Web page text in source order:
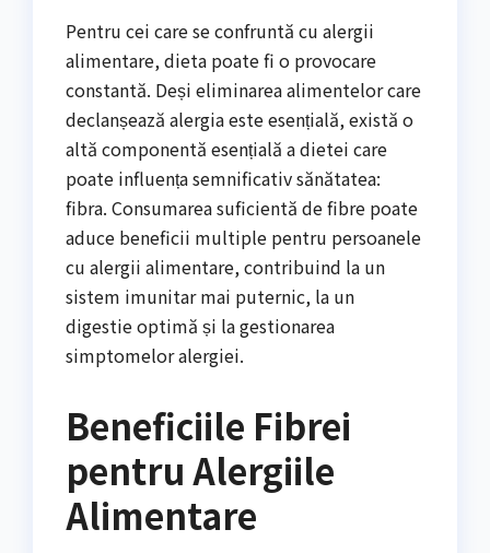
Pentru cei care se confruntă cu alergii
alimentare, dieta poate fi o provocare
constantă. Deși eliminarea alimentelor care
declanșează alergia este esențială, există o
altă componentă esențială a dietei care
poate influența semnificativ sănătatea:
fibra. Consumarea suficientă de fibre poate
aduce beneficii multiple pentru persoanele
cu alergii alimentare, contribuind la un
sistem imunitar mai puternic, la un
digestie optimă și la gestionarea
simptomelor alergiei.
Beneficiile Fibrei
pentru Alergiile
Alimentare